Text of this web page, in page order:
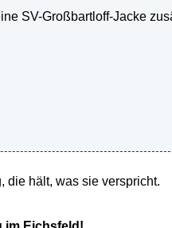
SV-Großbartloff-Jacke
die hält, was sie verspricht.